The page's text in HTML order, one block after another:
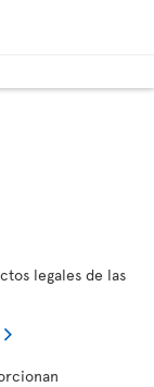
legales de las